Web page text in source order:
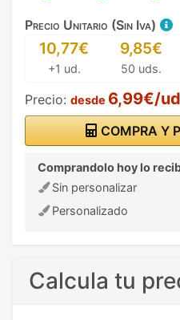
Precio Unitario (Sin Iva)
10,77€
+1 ud.
9,85€
50 uds.
Precio: desde 6,99€/
COMPRA Y
Comprandolo hoy lo
Sin personalizar
Personalizado
Calcula tu